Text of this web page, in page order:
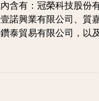
含有：冠榮科技股份
諾興業有限公司、質
泰貿易有限公司，以